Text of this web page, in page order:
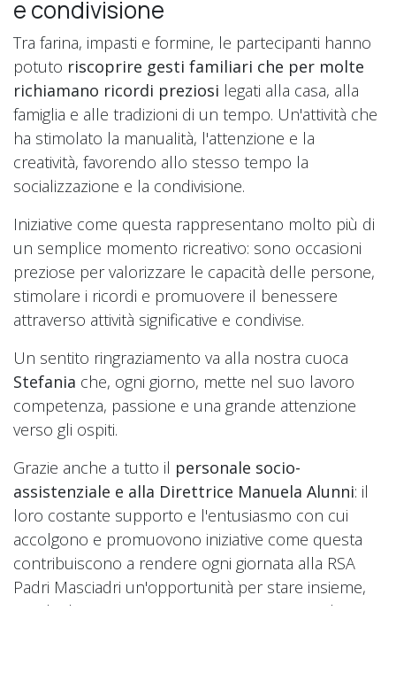
e condivisione
Tra farina, impasti e formine, le partecipanti hanno
potuto riscoprire gesti familiari che per molte
richiamano ricordi preziosi legati alla casa, alla
famiglia e alle tradizioni di un tempo. Un'attività che
ha stimolato la manualità, l'attenzione e la
creatività, favorendo allo stesso tempo la
socializzazione e la condivisione.
Iniziative come questa rappresentano molto più di
un semplice momento ricreativo: sono occasioni
preziose per valorizzare le capacità delle persone,
stimolare i ricordi e promuovere il benessere
attraverso attività significative e condivise.
Un sentito ringraziamento va alla nostra cuoca
Stefania che, ogni giorno, mette nel suo lavoro
competenza, passione e una grande attenzione
verso gli ospiti.
Grazie anche a tutto il personale socio-
assistenziale e alla Direttrice Manuela Alunni: il
loro costante supporto e l'entusiasmo con cui
accolgono e promuovono iniziative come questa
contribuiscono a rendere ogni giornata alla RSA
Padri Masciadri un'opportunità per stare insieme,
condividere esperienze e creare nuovi ricordi.